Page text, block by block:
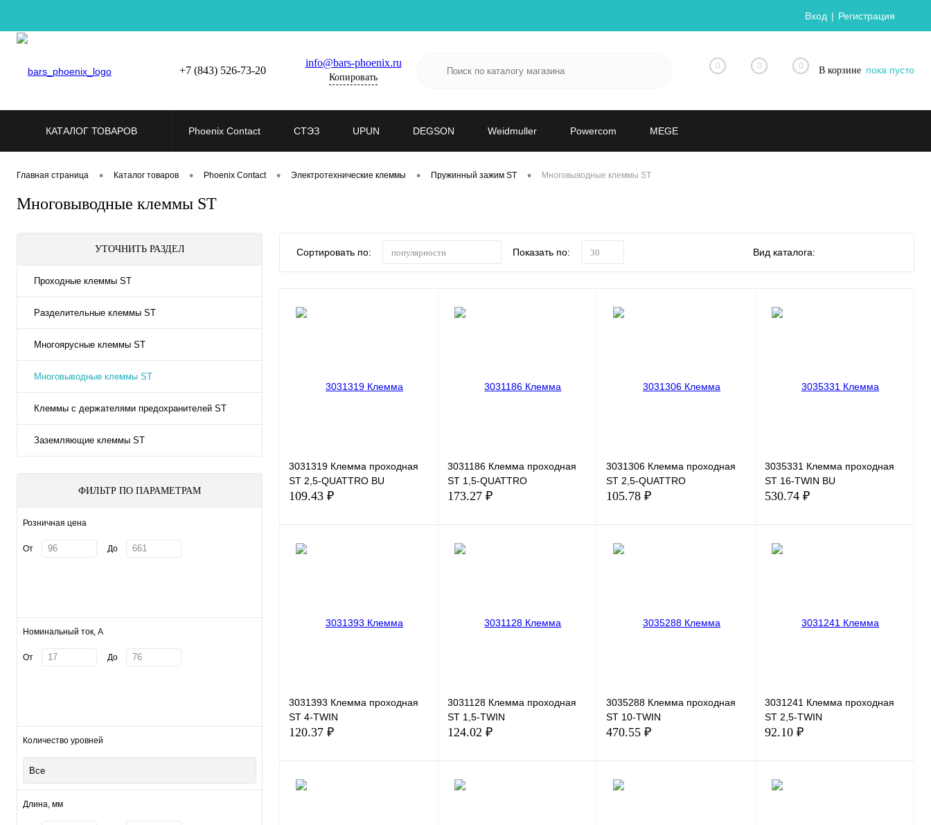
Вход Регистрация
+7 (843) 526-73-20
info@bars-phoenix.ru
Копировать
0 0 0 В корзине пока пусто
КАТАЛОГ ТОВАРОВ Phoenix Contact СТЭЗ UPUN DEGSON Weidmuller Powercom MEGE
Главная страница • Каталог товаров • Phoenix Contact • Электротехнические клеммы • Пружинный зажим ST • Многовыводные клеммы ST
Многовыводные клеммы ST
УТОЧНИТЬ РАЗДЕЛ
Проходные клеммы ST
Разделительные клеммы ST
Многоярусные клеммы ST
Многовыводные клеммы ST
Клеммы с держателями предохранителей ST
Заземляющие клеммы ST
ФИЛЬТР ПО ПАРАМЕТРАМ
Розничная цена
От До
Номинальный ток, А
От До
Количество уровней
Все
Длина, мм
Сортировать по: популярности Показать по: 30 Вид каталога:
3031319 Клемма проходная
ST 2,5-QUATTRO BU
109.43 ₽
В наличии
3031186 Клемма проходная
ST 1,5-QUATTRO
173.27 ₽
3031306 Клемма проходная
ST 2,5-QUATTRO
105.78 ₽
3035331 Клемма проходная
ST 16-TWIN BU
530.74 ₽
3031393 Клемма проходная
ST 4-TWIN
120.37 ₽
3031128 Клемма проходная
ST 1,5-TWIN
124.02 ₽
3035288 Клемма проходная
ST 10-TWIN
470.55 ₽
3031241 Клемма проходная
ST 2,5-TWIN
92.10 ₽